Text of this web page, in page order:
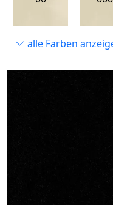
alle Farben